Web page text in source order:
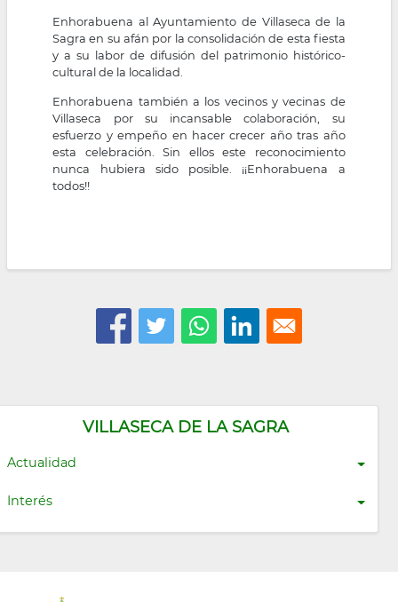
VILLASECA DE LA SAGRA
Actualidad
Interés
Enhorabuena al Ayuntamiento de Villaseca de la
Sagra en su afán por la consolidación de esta fiesta
y a su labor de difusión del patrimonio histórico-
cultural de la localidad.
Enhorabuena también a los vecinos y vecinas de
Villaseca por su incansable colaboración, su
esfuerzo y empeño en hacer crecer año tras año
esta celebración. Sin ellos este reconocimiento
nunca hubiera sido posible. ¡¡Enhorabuena a
todos!!